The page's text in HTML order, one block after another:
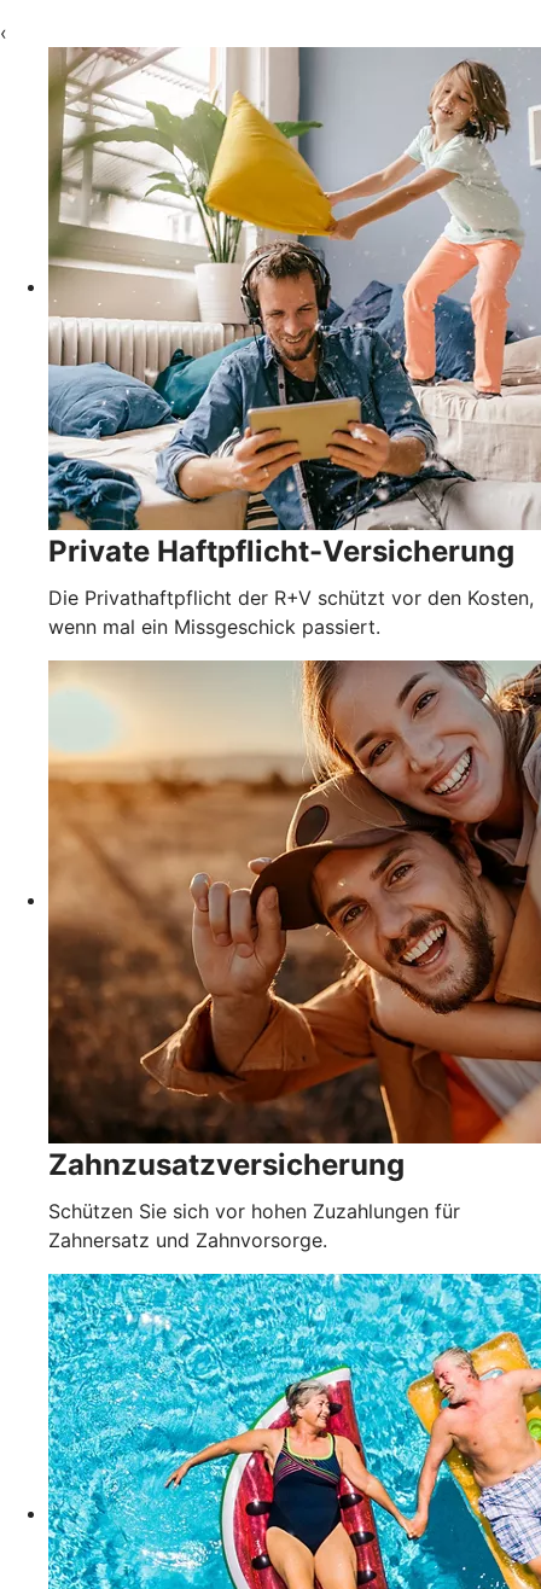
‹
Private Haftpflicht-Versicherung
Die Privathaftpflicht der R+V schützt vor den Kosten,
wenn mal ein Missgeschick passiert.
Zahnzusatzversicherung
Schützen Sie sich vor hohen Zuzahlungen für
Zahnersatz und Zahnvorsorge.